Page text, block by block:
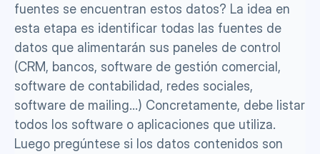
fuentes se encuentran estos datos? La idea en
esta etapa es identificar todas las fuentes de
datos que alimentarán sus paneles de control
(CRM, bancos, software de gestión comercial,
software de contabilidad, redes sociales,
software de mailing…) Concretamente, debe listar
todos los software o aplicaciones que utiliza.
Luego pregúntese si los datos contenidos son